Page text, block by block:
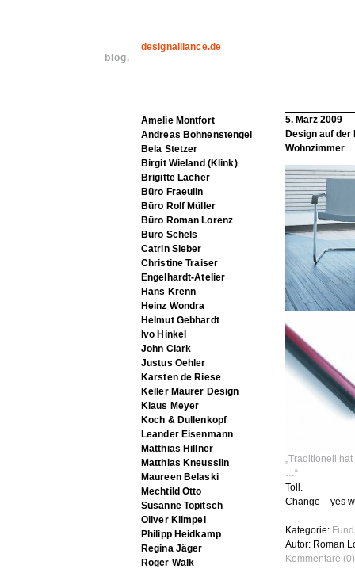
blog.
designalliance.de
5. März 2009
Design auf der
Wohnzimmer
„Traditionell
…“
Toll.
Change – yes
Kategorie:
Autor: Roman
Kommentare (0)
Amelie Montfort
Andreas Bohnenstengel
Bela Stetzer
Birgit Wieland (Klink)
Brigitte Lacher
Büro Fraeulin
Büro Rolf Müller
Büro Roman Lorenz
Büro Schels
Catrin Sieber
Christine Traiser
Engelhardt-Atelier
Hans Krenn
Heinz Wondra
Helmut Gebhardt
Ivo Hinkel
John Clark
Justus Oehler
Karsten de Riese
Keller Maurer Design
Klaus Meyer
Koch & Dullenkopf
Leander Eisenmann
Matthias Hillner
Matthias Kneusslin
Maureen Belaski
Mechtild Otto
Susanne Topitsch
Oliver Klimpel
Philipp Heidkamp
Regina Jäger
Roger Walk